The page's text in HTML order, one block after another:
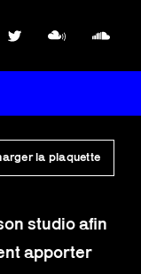
la plaquette
studio afin
apporter